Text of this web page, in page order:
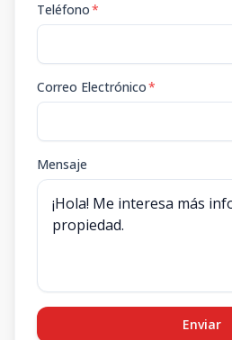
Teléfono*
Correo Electrónico*
Mensaje
Enviar